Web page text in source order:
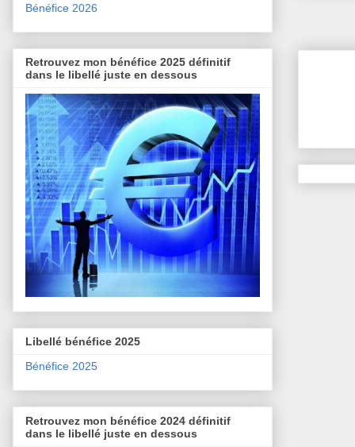
Bénéfice 2026
Retrouvez mon bénéfice 2025 définitif
dans le libellé juste en dessous
Libellé bénéfice 2025
Bénéfice 2025
Retrouvez mon bénéfice 2024 définitif
dans le libellé juste en dessous